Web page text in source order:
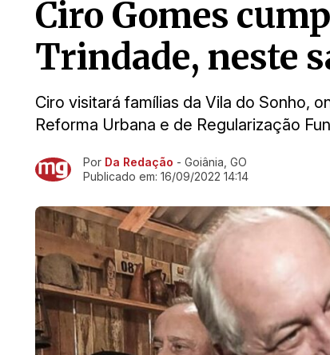
Ciro Gomes
Trindade, neste
Ciro visitará famílias da Vila do Sonho,
Reforma Urbana e de Regularização
Ir direto pra matéria
Por Da Redação - Goiânia, GO
Publicado em: 16/09/2022 14:14